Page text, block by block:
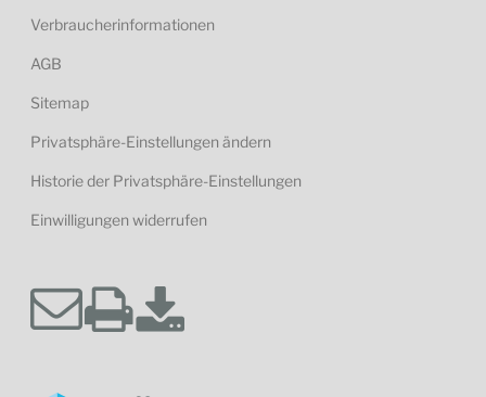
Verbraucherinformationen
AGB
Sitemap
Privatsphäre-Einstellungen ändern
Historie der Privatsphäre-Einstellungen
Einwilligungen widerrufen